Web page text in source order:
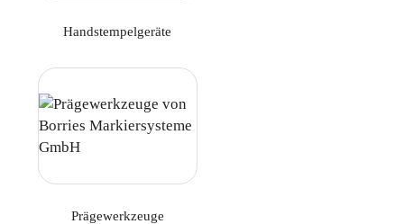
Handstempelgeräte
Prägewerkzeuge